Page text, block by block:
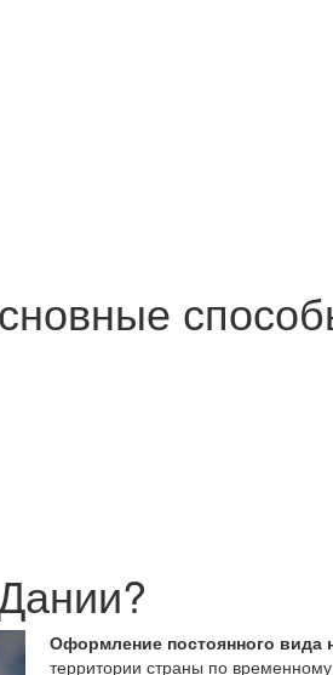
Оформление постоянного вида
территории страны по